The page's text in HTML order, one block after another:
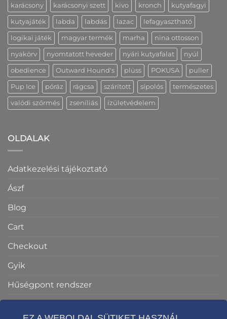
karácsony karácsonyi szett kivo kronch kutyafagyi
kutyajáték labda labdás lazac lefagyasztható
logikai játék magyar termék marha nina ottosson
nyakörv nyomtatott heveder nyári kutyafalat nyúl
obedience Outward Hound's plüss POKUSA puller
Pup Ice póráz rágcsa szárított sípolós természetes
valódi szőrmés zseníliás ízületvédelem
OLDALAK
Adatkezelési tájékoztató
Ászf
Blog
Cart
Checkout
Gyik
Hűségpont rendszer